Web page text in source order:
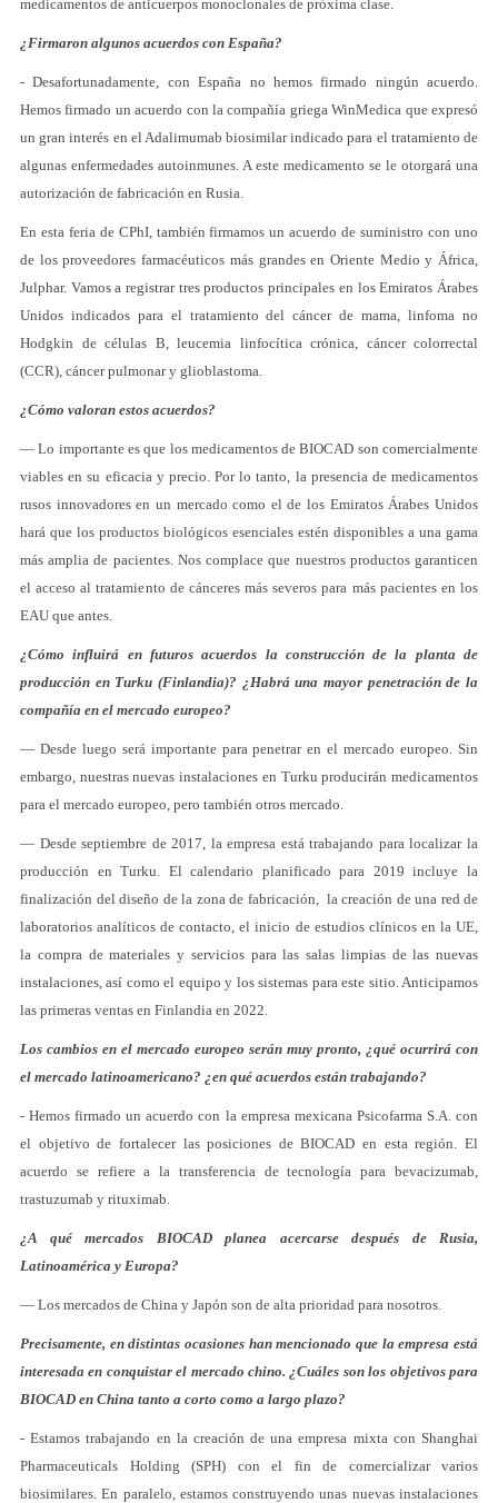
medicamentos de anticuerpos monoclonales de próxima clase.
¿Firmaron algunos acuerdos con España?
- Desafortunadamente, con España no hemos firmado ningún acuerdo.
Hemos firmado un acuerdo con la compañía griega WinMedica que expresó
un gran interés en el Adalimumab biosimilar indicado para el tratamiento de
algunas enfermedades autoinmunes. A este medicamento se le otorgará una
autorización de fabricación en Rusia.
En esta feria de CPhI, también firmamos un acuerdo de suministro con uno
de los proveedores farmacéuticos más grandes en Oriente Medio y África,
Julphar. Vamos a registrar tres productos principales en los Emiratos Árabes
Unidos indicados para el tratamiento del cáncer de mama, linfoma no
Hodgkin de células B, leucemia linfocítica crónica, cáncer colorrectal
(CCR), cáncer pulmonar y glioblastoma.
¿Cómo valoran estos acuerdos?
— Lo importante es que los medicamentos de BIOCAD son comercialmente
viables en su eficacia y precio. Por lo tanto, la presencia de medicamentos
rusos innovadores en un mercado como el de los Emiratos Árabes Unidos
hará que los productos biológicos esenciales estén disponibles a una gama
más amplia de pacientes. Nos complace que nuestros productos garanticen
el acceso al tratamiento de cánceres más severos para más pacientes en los
EAU que antes.
¿Cómo influirá en futuros acuerdos la construcción de la planta de
producción en Turku (Finlandia)? ¿Habrá una mayor penetración de la
compañía en el mercado europeo?
— Desde luego será importante para penetrar en el mercado europeo. Sin
embargo, nuestras nuevas instalaciones en Turku producirán medicamentos
para el mercado europeo, pero también otros mercado.
— Desde septiembre de 2017, la empresa está trabajando para localizar la
producción en Turku. El calendario planificado para 2019 incluye la
finalización del diseño de la zona de fabricación, la creación de una red de
laboratorios analíticos de contacto, el inicio de estudios clínicos en la UE,
la compra de materiales y servicios para las salas limpias de las nuevas
instalaciones, así como el equipo y los sistemas para este sitio. Anticipamos
las primeras ventas en Finlandia en 2022.
Los cambios en el mercado europeo serán muy pronto, ¿qué ocurrirá con
el mercado latinoamericano? ¿en qué acuerdos están trabajando?
- Hemos firmado un acuerdo con la empresa mexicana Psicofarma S.A. con
el objetivo de fortalecer las posiciones de BIOCAD en esta región. El
acuerdo se refiere a la transferencia de tecnología para bevacizumab,
trastuzumab y rituximab.
¿A qué mercados BIOCAD planea acercarse después de Rusia,
Latinoamérica y Europa?
— Los mercados de China y Japón son de alta prioridad para nosotros.
Precisamente, en distintas ocasiones han mencionado que la empresa está
interesada en conquistar el mercado chino. ¿Cuáles son los objetivos para
BIOCAD en China tanto a corto como a largo plazo?
- Estamos trabajando en la creación de una empresa mixta con Shanghai
Pharmaceuticals Holding (SPH) con el fin de comercializar varios
biosimilares. En paralelo, estamos construyendo unas nuevas instalaciones